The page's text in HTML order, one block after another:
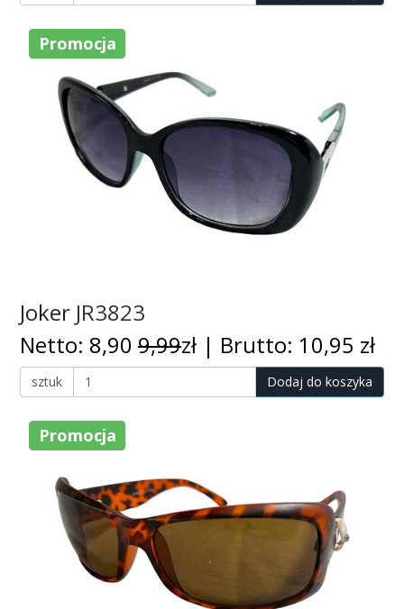
Joker JR3823
Netto: 8,90 9,99zł | Brutto: 10,95 zł
sztuk Dodaj do koszyka
Promocja
Promocja